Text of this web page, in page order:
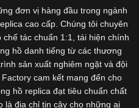
đơn vị hàng đầu trong ngành
cao cấp. Chúng tôi chuyên
tác chuẩn 1:1, tái hiện chính
hồ danh tiếng từ các thương
sản xuất nghiêm ngặt và đội
cam kết mang đến cho
hồ replica đạt tiêu chuẩn chất
là địa chỉ tin cậy cho những ai